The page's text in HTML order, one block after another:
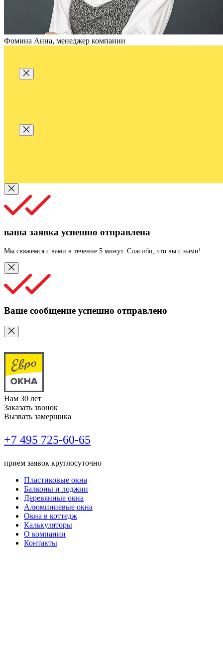
Фомина Анна, менеджер компании
ваша заявка успешно отправлена
Мы свяжемся с вами в течение 5 минут. Спасибо, что вы с нами!
Ваше сообщение успешно отправлено
Нам 30 лет
Заказать звонок
Вызвать замерщика
+7 495 725-60-65
прием заявок круглосуточно
Пластиковые окна
Балконы и лоджии
Деревянные окна
Алюминиевые окна
Окна в коттедж
Калькуляторы
О компании
Контакты